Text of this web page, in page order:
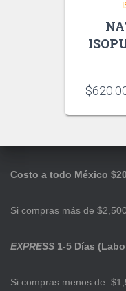
$
Costo a todo México
Si compras más de
EXPRESS 1-5 Días
Si compras menos de